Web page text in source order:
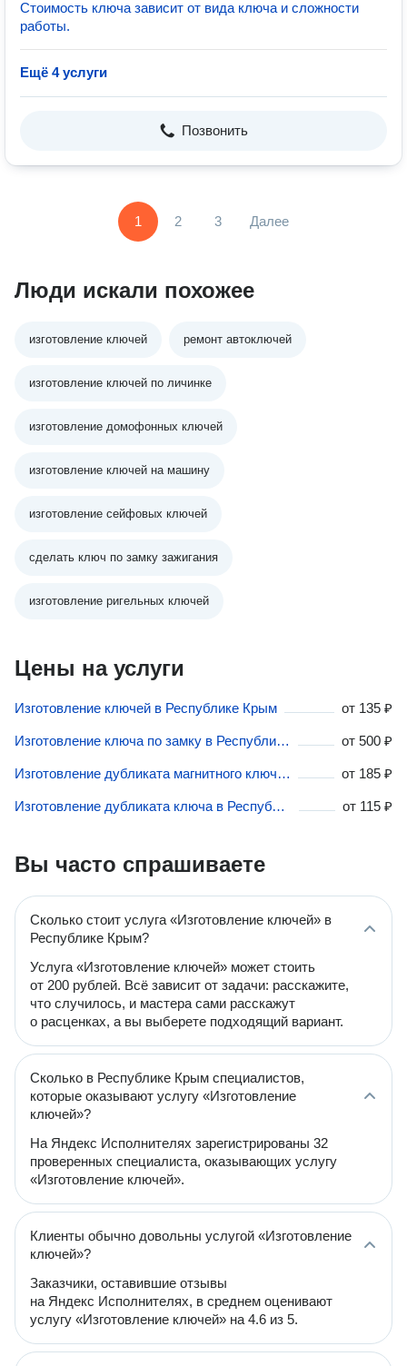
Стоимость ключа зависит от вида ключа и сложности
работы.
Ещё 4 услуги
Позвонить
1 2 3 Далее
Люди искали похожее
изготовление ключей ремонт автоключей
изготовление ключей по личинке
изготовление домофонных ключей
изготовление ключей на машину
изготовление сейфовых ключей
сделать ключ по замку зажигания
изготовление ригельных ключей
Цены на услуги
Изготовление ключей в Республике Крым от 135 ₽
Изготовление ключа по замку в Республике Крым от 500 ₽
Изготовление дубликата магнитного ключа в Республике Крым от 185 ₽
Изготовление дубликата ключа в Республике Крым от 115 ₽
Вы часто спрашиваете
Сколько стоит услуга «Изготовление ключей» в
Республике Крым?
Услуга «Изготовление ключей» может стоить
от 200 рублей. Всё зависит от задачи: расскажите,
что случилось, и мастера сами расскажут
о расценках, а вы выберете подходящий вариант.
Сколько в Республике Крым специалистов,
которые оказывают услугу «Изготовление
ключей»?
На Яндекс Исполнителях зарегистрированы 32
проверенных специалиста, оказывающих услугу
«Изготовление ключей».
Клиенты обычно довольны услугой «Изготовление
ключей»?
Заказчики, оставившие отзывы
на Яндекс Исполнителях, в среднем оценивают
услугу «Изготовление ключей» на 4.6 из 5.